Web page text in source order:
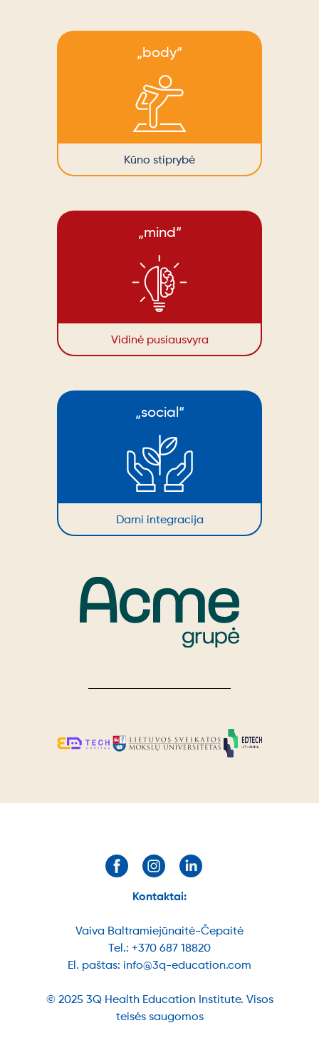
„body“
Kūno stiprybė
„mind“
Vidinė pusiausvyra
„social“
Darni integracija
Kontaktai:
Vaiva Baltramiejūnaitė-Čepaitė
Tel.: +370 687 18820
El. paštas: info@3q-education.com
© 2025 3Q Health Education Institute. Visos
teisės saugomos